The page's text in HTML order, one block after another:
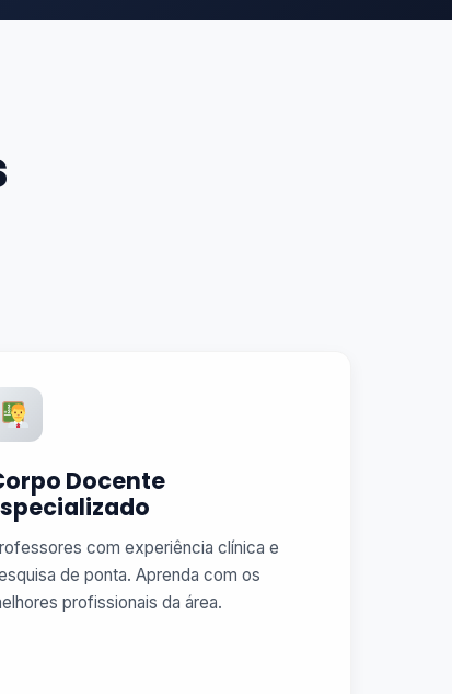
Docente
com experiência clínica e
de ponta. Aprenda com os
profissionais da área.